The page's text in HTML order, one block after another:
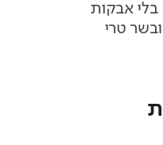
אבקות
טרי